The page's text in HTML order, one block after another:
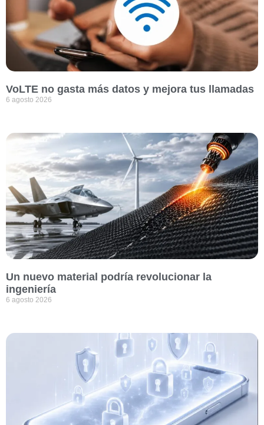
VoLTE no gasta más datos y mejora tus llamadas
6 agosto 2026
Un nuevo material podría revolucionar la
ingeniería
6 agosto 2026